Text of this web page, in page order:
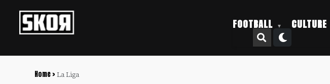
FOOTBALL CULTURE
Home > La Liga
Football +
Policy